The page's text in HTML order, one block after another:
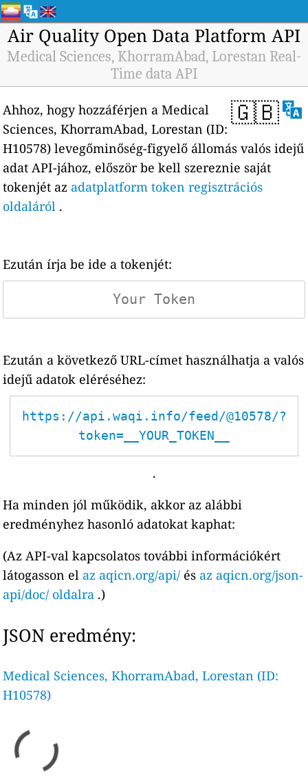
Air Quality Open Data Platform API
Medical Sciences, KhorramAbad, Lorestan Real-
Time data API
🇬🇧
Ahhoz, hogy hozzáférjen a Medical
Sciences, KhorramAbad, Lorestan (ID:
H10578) levegőminőség-figyelő állomás valós idejű
adat API-jához, először be kell szereznie saját
tokenjét az adatplatform token regisztrációs
oldaláról .
Ezután írja be ide a tokenjét:
Ezután a következő URL-címet használhatja a valós
idejű adatok eléréséhez:
https://api.waqi.info/feed/@10578/?
token=__YOUR_TOKEN__
.
Ha minden jól működik, akkor az alábbi
eredményhez hasonló adatokat kaphat:
(Az API-val kapcsolatos további információkért
látogasson el az aqicn.org/api/ és az aqicn.org/json-
api/doc/ oldalra .)
JSON eredmény:
Medical Sciences, KhorramAbad, Lorestan (ID:
H10578)